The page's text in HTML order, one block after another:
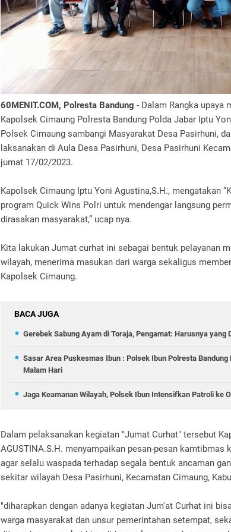
60MENIT.COM, Polresta Bandung - Dalam Rangka upaya
Kapolsek Cimaung Polresta Bandung Polda Jabar Iptu
Polsek Cimaung sambangi Masyarakat Desa Pasirhuni,
laksanakan di Aula Desa Pasirhuni, Desa Pasirhuni
jumat 17/02/2023.
Kapolsek Cimaung Iptu Yoni Agustina,S.H., mengatakan
program Quick Wins Polri untuk mendengar langsung
dirasakan masyarakat,” ucap nya.
Kita lakukan Jumat curhat ini sebagai bentuk pelayanan
wilayah, menerima masukan dari warga sekaligus
Kapolsek Cimaung.
BACA JUGA
Gerebek Sabung Ayam di Toraja, Pengamat: Harusnya yang
Sasar Area Puskesmas Ibun : Polsek Ibun Polresta Bandung
Malam Hari
Jaga Keamanan Wilayah, Polsek Ibun Intensifkan Patroli ke
Dalam pelaksanakan kegiatan "Jumat Curhat" tersebut
AGUSTINA.S.H. menyampaikan pesan-pesan kamtibmas
agar selalu waspada terhadap segala bentuk ancaman
sekitar wilayah Desa Pasirhuni, Kecamatan Cimaung,
"diharapkan dengan adanya kegiatan Jum'at Curhat ini
warga masyarakat dan unsur pemerintahan setempat,